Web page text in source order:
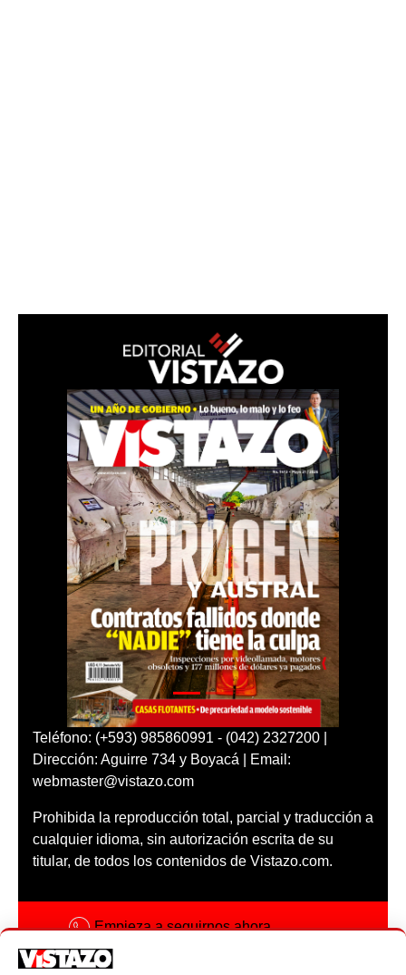
Teléfono: (+593) 985860991 - (042) 2327200 |
Dirección: Aguirre 734 y Boyacá | Email:
webmaster@vistazo.com
Prohibida la reproducción total, parcial y traducción a
cualquier idioma, sin autorización escrita de su
titular, de todos los contenidos de Vistazo.com.
Empieza a seguirnos ahora